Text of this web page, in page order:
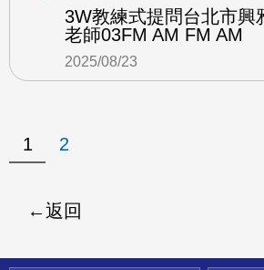
3W教練式提問台北市興
老師03FM AM FM AM
2025/08/23
1 2
返回